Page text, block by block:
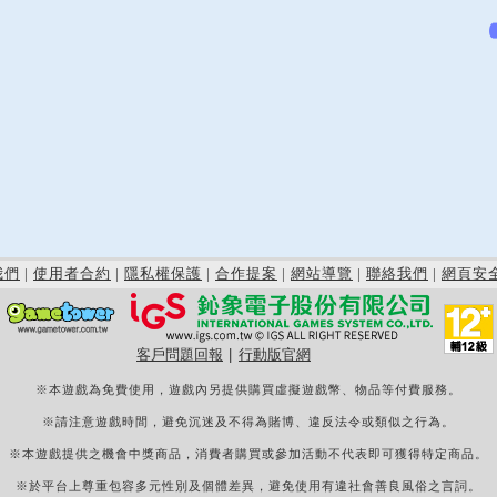
們 | 使用者合約 | 隱私權保護 | 合作提案 | 網站導覽 | 聯絡我們 | 網頁安
客戶問題回報 行動版官網
※本遊戲為免費使用，遊戲內另提供購買虛擬遊戲幣、物品等付費服務。
※請注意遊戲時間，避免沉迷及不得為賭博、違反法令或類似之行為。
※本遊戲提供之機會中獎商品，消費者購買或參加活動不代表即可獲得特定商品。
※於平台上尊重包容多元性別及個體差異，避免使用有違社會善良風俗之言詞。